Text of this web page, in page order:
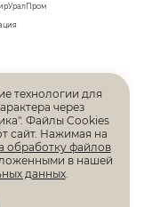
размещенная на
технологии для
через
Файлы Cookies
сайт. Нажимая на
обработку файлов
в нашей
данных.